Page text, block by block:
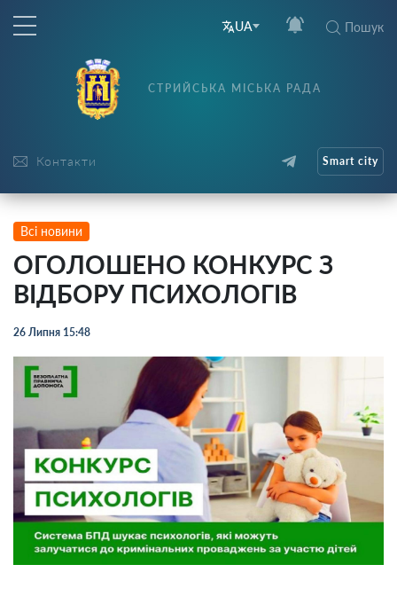
UA Пошук
Контакти
СТРИЙСЬКА МІСЬКА РАДА
Smart city
Всі новини
ОГОЛОШЕНО КОНКУРС З
ВІДБОРУ ПСИХОЛОГІВ
26 Липня 15:48